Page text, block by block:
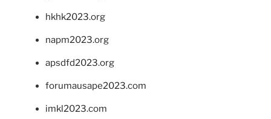
hkhk2023.org
napm2023.org
apsdfd2023.org
forumausape2023.com
imkl2023.com